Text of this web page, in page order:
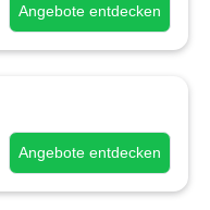
Angebote entdecken
Angebote entdecken